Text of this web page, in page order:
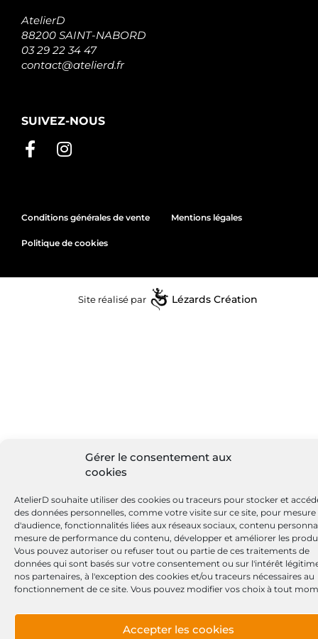
Gérer le consentement aux
cookies
AtelierD souhaite utiliser des cookies ou traceurs pour stocker et
des données personnelles, comme votre visite sur ce site, pour mesure
d'audience, fonctionnalités liées aux réseaux sociaux, contenu
mesure de performance du contenu, développer et améliorer les
Vous pouvez autoriser ou refuser tout ou partie de ces traitements de
données qui sont basés sur votre consentement ou sur l'intérêt
nos partenaires, à l'exception des cookies et/ou traceurs nécessaires au
fonctionnement de ce site. Vous pouvez modifier vos choix à tout
Accepter les cookies
AtelierD
88200 SAINT-NABORD
03 29 22 34 47
contact@atelierd.fr
SUIVEZ-NOUS
Conditions générales de vente Mentions légales
Politique de cookies
Site réalisé par Lézards Création